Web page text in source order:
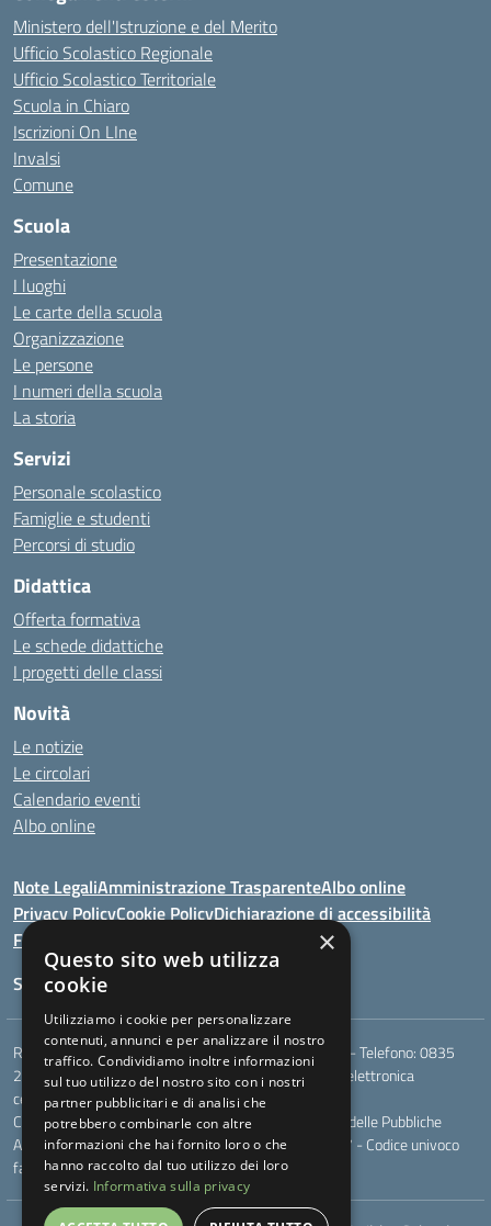
Ministero dell'Istruzione e del Merito
Ufficio Scolastico Regionale
Ufficio Scolastico Territoriale
Scuola in Chiaro
Iscrizioni On LIne
Invalsi
Comune
Scuola
Presentazione
I luoghi
Le carte della scuola
Organizzazione
Le persone
I numeri della scuola
La storia
Servizi
Personale scolastico
Famiglie e studenti
Percorsi di studio
Didattica
Offerta formativa
Le schede didattiche
I progetti delle classi
Novità
Le notizie
Le circolari
Calendario eventi
Albo online
Note LegaliAmministrazione TrasparenteAlbo online
Privacy PolicyCookie PolicyDichiarazione di accessibilità
Feedback
Seguici su:
Rione Marco Polo, snc - 75024 Montescaglioso (MT) - Telefono:0835
207109- Email:mtic823003@istruzione.it- Posta elettronica
certificata (PEC):mtic823003@pec.istruzione.it
Codice meccanografico: MTIC823003 - Codice Indice delle Pubbliche
Amministrazioni (IPA): - Codice fiscale 93049170777 - Codice univoco
fatturazione elettronica (CUF): UF044V
×
Questo sito web utilizza
cookie
Utilizziamo i cookie per personalizzare
contenuti, annunci e per analizzare il nostro
traffico. Condividiamo inoltre informazioni
sul tuo utilizzo del nostro sito con i nostri
partner pubblicitari e di analisi che
potrebbero combinarle con altre
informazioni che hai fornito loro o che
hanno raccolto dal tuo utilizzo dei loro
servizi. Informativa sulla privacy